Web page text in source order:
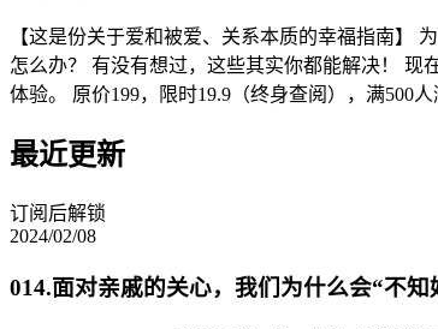
【这是份关于爱和被爱、关系本质的幸福指南】
怎么办？ 有没有想过，这些其实你都能解决！
体验。 原价199，限时19.9（终身查阅），满500
最近更新
订阅后解锁
2024/02/08
014.面对亲戚的关心，我们为什么会“不知